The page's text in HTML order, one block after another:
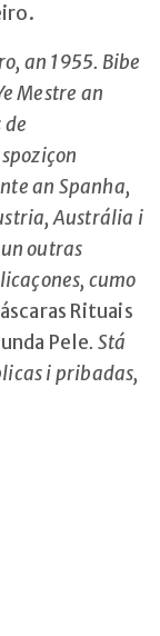
an 1955. Bibe
Mestre an
de
an Spanha,
Austrália i
outras
cumo
Rituais
Pele. Stá
i pribadas,